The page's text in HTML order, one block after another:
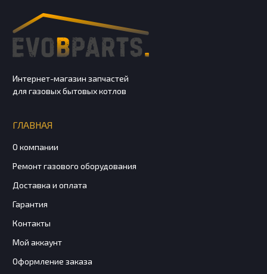
Интернет-магазин запчастей
для газовых бытовых котлов
ГЛАВНАЯ
О компании
Ремонт газового оборудования
Доставка и оплата
Гарантия
Контакты
Мой аккаунт
Оформление заказа